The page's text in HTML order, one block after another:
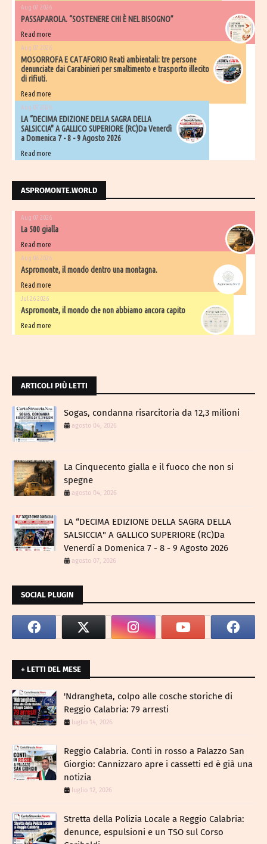
Aug 07 2026
PASSAPAROLA. “SOSTENERE CHI È NEL BISOGNO”
Read more
Aug 07 2026
MOSORROFA E CATAFORIO Reati ambientali: tre persone
denunciate dai Carabinieri per smaltimento e trasporto illecito
di rifiuti.
Read more
Aug 07 2026
LA “DECIMA EDIZIONE DELLA SAGRA DELLA
SALSICCIA" A GALLICO SUPERIORE (RC)Da Venerdì
a Domenica 7 - 8 - 9 Agosto 2026
Read more
ASPROMONTE.WORLD
Aug 07 2026
La 500 gialla
Read more
Aug 06 2026
Aspromonte, il mondo dentro una montagna.
Read more
Jul 26 2026
Aspromonte, il mondo che non abbiamo ancora capito
Read more
ARTICOLI PIÙ LETTI
Sogas, condanna risarcitoria da 12,3 milioni
agosto 04, 2026
La Cinquecento gialla e il fuoco che non si
spegne
agosto 04, 2026
LA “DECIMA EDIZIONE DELLA SAGRA DELLA
SALSICCIA" A GALLICO SUPERIORE (RC)Da
Venerdì a Domenica 7 - 8 - 9 Agosto 2026
agosto 07, 2026
SOCIAL PLUGIN
+ LETTI DEL MESE
​'Ndrangheta, colpo alle cosche storiche di
Reggio Calabria: 79 arresti
luglio 14, 2026
Reggio Calabria. Conti in rosso a Palazzo San
Giorgio: Cannizzaro apre i cassetti ed è già una
notizia
luglio 12, 2026
​Stretta della Polizia Locale a Reggio Calabria:
denunce, espulsioni e un TSO sul Corso